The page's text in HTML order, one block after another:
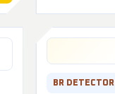
BR DETECTOR